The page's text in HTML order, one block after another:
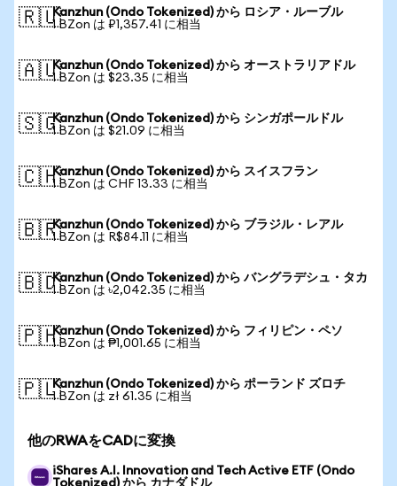
🇷🇺Kanzhun (Ondo Tokenized) から ロシア・ルーブル
1 BZon は ₽1,357.41 に相当
🇦🇺Kanzhun (Ondo Tokenized) から オーストラリアドル
1 BZon は $23.35 に相当
🇸🇬Kanzhun (Ondo Tokenized) から シンガポールドル
1 BZon は $21.09 に相当
🇨🇭Kanzhun (Ondo Tokenized) から スイスフラン
1 BZon は CHF 13.33 に相当
🇧🇷Kanzhun (Ondo Tokenized) から ブラジル・レアル
1 BZon は R$84.11 に相当
🇧🇩Kanzhun (Ondo Tokenized) から バングラデシュ・タカ
1 BZon は ৳2,042.35 に相当
🇵🇭Kanzhun (Ondo Tokenized) から フィリピン・ペソ
1 BZon は ₱1,001.65 に相当
🇵🇱Kanzhun (Ondo Tokenized) から ポーランド ズロチ
1 BZon は zł 61.35 に相当
他のRWAをCADに変換
iShares A.I. Innovation and Tech Active ETF (Ondo
Tokenized) から カナダドル